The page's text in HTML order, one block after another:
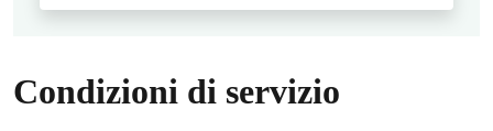
Condizioni di servizio